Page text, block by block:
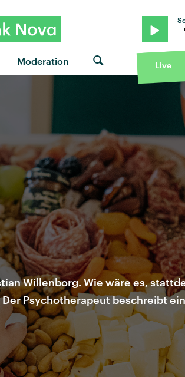
Moderation
House" von Skye Newman · "Man of the
Live
Willenborg. Wie wäre es,
Psychotherapeut beschreibt